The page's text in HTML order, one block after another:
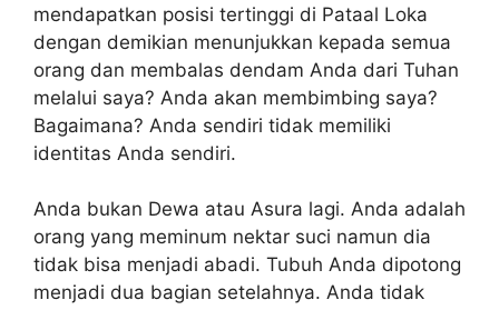
mendapatkan posisi tertinggi di Pataal Loka
dengan demikian menunjukkan kepada semua
orang dan membalas dendam Anda dari Tuhan
melalui saya? Anda akan membimbing saya?
Bagaimana? Anda sendiri tidak memiliki
identitas Anda sendiri.
Anda bukan Dewa atau Asura lagi. Anda adalah
orang yang meminum nektar suci namun dia
tidak bisa menjadi abadi. Tubuh Anda dipotong
menjadi dua bagian setelahnya. Anda tidak